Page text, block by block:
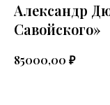
Александр
Савойского»
85000,00 ₽